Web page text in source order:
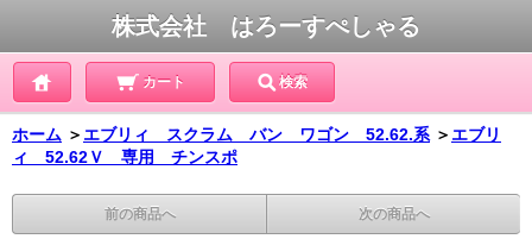
株式会社 はろーすぺしゃる
カート 検索
ホーム ＞ エブリィ スクラム バン ワゴン 52.62.系 ＞ エブリ
ィ 52.62Ｖ 専用 チンスポ
前の商品へ 次の商品へ